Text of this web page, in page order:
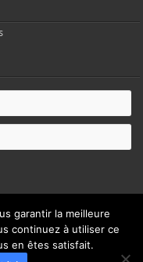
garantir la meilleure
continuez à utiliser ce
en êtes satisfait.